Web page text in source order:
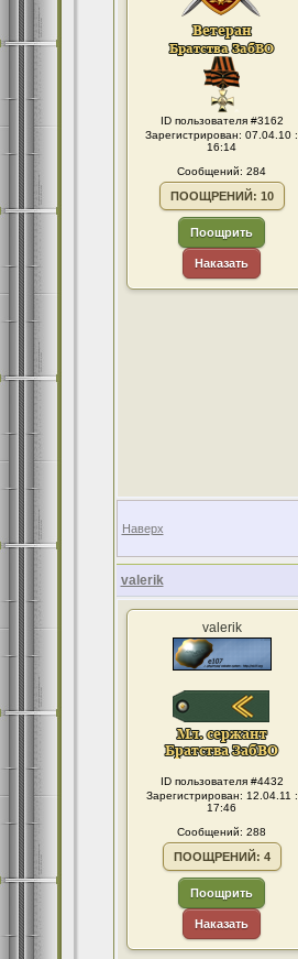
ID пользователя #3162
Зарегистрирован: 07.04.10 :
16:14
Сообщений: 284
ПООЩРЕНИЙ: 10
Поощрить
Наказать
Наверх
valerik
valerik
ID пользователя #4432
Зарегистрирован: 12.04.11 :
17:46
Сообщений: 288
ПООЩРЕНИЙ: 4
Поощрить
Наказать